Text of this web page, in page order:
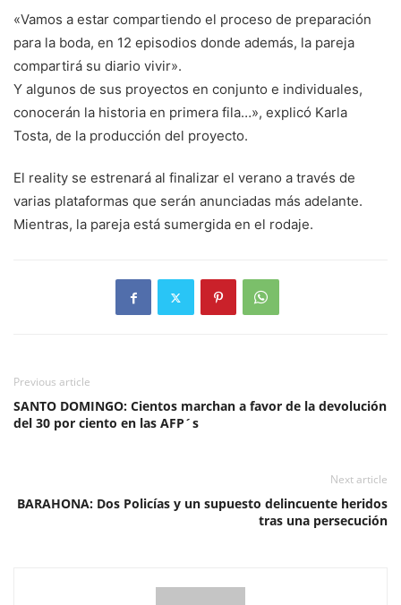
«Vamos a estar compartiendo el proceso de preparación
para la boda, en 12 episodios donde además, la pareja
compartirá su diario vivir».
Y algunos de sus proyectos en conjunto e individuales,
conocerán la historia en primera fila…», explicó Karla
Tosta, de la producción del proyecto.
El reality se estrenará al finalizar el verano a través de
varias plataformas que serán anunciadas más adelante.
Mientras, la pareja está sumergida en el rodaje.
Previous article
SANTO DOMINGO: Cientos marchan a favor de la devolución
del 30 por ciento en las AFP´s
Next article
BARAHONA: Dos Policías y un supuesto delincuente heridos
tras una persecución